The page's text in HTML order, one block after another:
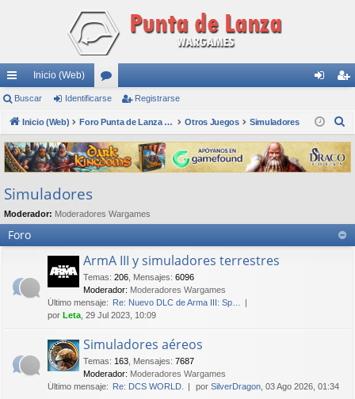
nl
ac
es
rá
pi
do
s
Inicio (Web)
or
os nti
fic
ar
ist
ra
rs
Buscar Identificarse Registrarse
Inicio (Web) Foro Punta de Lanza Wargames Otros Juegos Simuladores
s
c
Simuladores
Moderador: Moderadores Wargames
Foro
ArmA III y simuladores terrestres
Temas: 206 Mensajes: 6096
Moderador: Moderadores Wargames
Último mensaje: Re: Nuevo DLC de Arma III: Sp…
por Leta , 29 Jul 2023, 10:09
Simuladores aéreos
Temas: 163 Mensajes: 7687
Moderador: Moderadores Wargames
Último mensaje: Re: DCS WORLD. por SilverDragon , 03 Ago 2026, 01:34